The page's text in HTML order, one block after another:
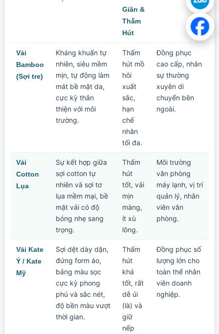
Giãn &
Thấm
Hút
Vải
Bamboo
(Sợi tre)
Kháng khuẩn tự
nhiên, siêu mềm
mịn, tự động làm
mát bề mặt da,
cực kỳ thân
thiện với môi
trường.
Thấm
hút mồ
hôi
xuất
sắc,
hạn
chế
nhăn
tối đa.
Đồng phục
cao cấp, nhân
sự thường
xuyên di
chuyển bên
ngoài.
Vải
Cotton
Lụa
Sự kết hợp giữa
sợi cotton tự
nhiên và sợi tơ
lụa mềm mại, bề
mặt vải có độ
bóng nhẹ sang
trọng.
Thấm
hút
tốt, vải
mịn
màng,
ít xù
lông.
Môi trường
văn phòng
máy lạnh, vị trí
quản lý, nhân
viên văn
phòng.
Vải Kate
Ý / Kate
Mỹ
Sợi dệt dày dặn,
đứng form áo,
bảng màu sọc
cực kỳ phong
phú và sắc nét,
độ bền màu vượt
thời gian.
Thấm
hút
khá
tốt, rất
dễ ủi
(là) và
giữ
nếp
Đồng phục số
lượng lớn cho
toàn thể nhân
viên doanh
nghiệp.